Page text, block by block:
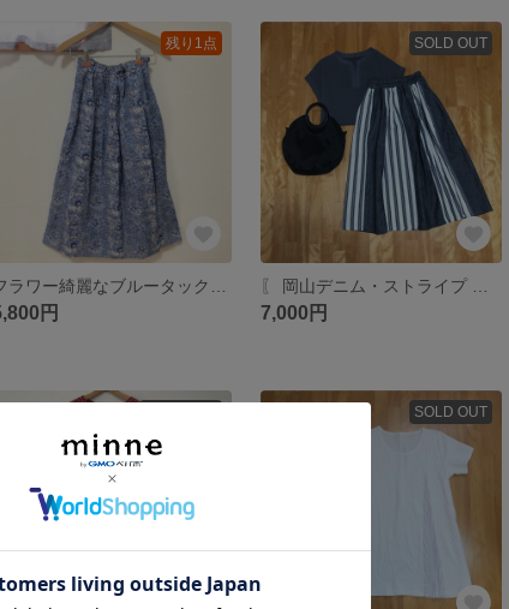
残り1点
円
SOLD OUT
7,000円
SOLD OUT